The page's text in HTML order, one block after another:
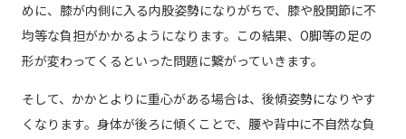
めに、膝が内側に入る内股姿勢になりがちで、膝や股関節に不
均等な負担がかかるようになります。この結果、O脚等の足の
形が変わってくるといった問題に繋がっていきます。
そして、かかとよりに重心がある場合は、後傾姿勢になりやす
くなります。身体が後ろに傾くことで、腰や背中に不自然な負